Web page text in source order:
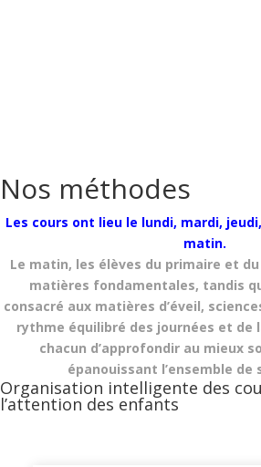
Nos méthodes
Les cours ont lieu le lundi, mardi,
matin.
Le matin, les élèves du primaire et
matières fondamentales, tandis
consacré aux matières d’éveil,
rythme équilibré des journées et de
chacun d’approfondir au mieux
épanouissant l’ensemble de
Organisation intelligente des
l’attention des enfants